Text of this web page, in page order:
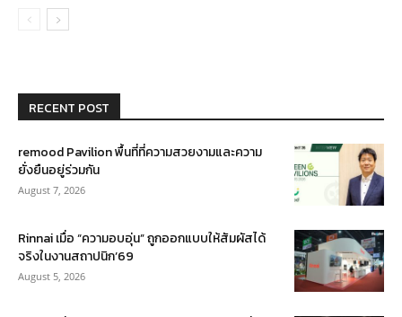
RECENT POST
remood Pavilion พื้นที่ที่ความสวยงามและความ
ยั่งยืนอยู่ร่วมกัน
August 7, 2026
Rinnai เมื่อ “ความอบอุ่น” ถูกออกแบบให้สัมผัสได้
จริงในงานสถาปนิก’69
August 5, 2026